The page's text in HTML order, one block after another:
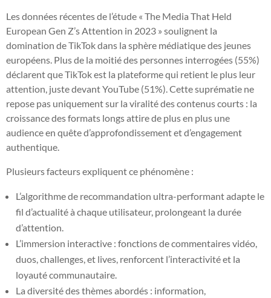
Les données récentes de l’étude « The Media That Held
European Gen Z’s Attention in 2023 » soulignent la
domination de TikTok dans la sphère médiatique des jeunes
européens. Plus de la moitié des personnes interrogées (55%)
déclarent que TikTok est la plateforme qui retient le plus leur
attention, juste devant YouTube (51%). Cette suprématie ne
repose pas uniquement sur la viralité des contenus courts : la
croissance des formats longs attire de plus en plus une
audience en quête d’approfondissement et d’engagement
authentique.
Plusieurs facteurs expliquent ce phénomène :
L’algorithme de recommandation ultra-performant adapte le
fil d’actualité à chaque utilisateur, prolongeant la durée
d’attention.
L’immersion interactive : fonctions de commentaires vidéo,
duos, challenges, et lives, renforcent l’interactivité et la
loyauté communautaire.
La diversité des thèmes abordés : information,